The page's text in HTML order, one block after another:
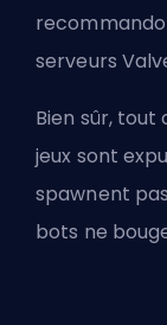
serveurs
Bien sûr, tout
jeux sont
spawnent
bots ne